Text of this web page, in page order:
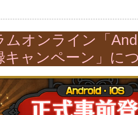
ムオンライン「
キャンペーン」に